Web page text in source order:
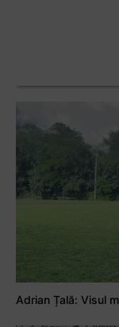
Adrian Țală: Visul